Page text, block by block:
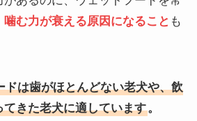
噛む力が衰える原因になること も
ドは歯がほとんどない老犬や、飲
きた老犬に適しています。